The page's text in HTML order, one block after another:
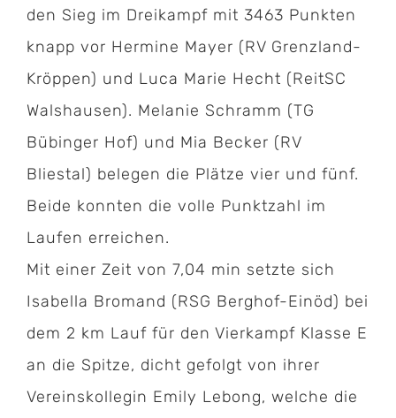
den Sieg im Dreikampf mit 3463 Punkten
knapp vor Hermine Mayer (RV Grenzland-
Kröppen) und Luca Marie Hecht (ReitSC
Walshausen). Melanie Schramm (TG
Bübinger Hof) und Mia Becker (RV
Bliestal) belegen die Plätze vier und fünf.
Beide konnten die volle Punktzahl im
Laufen erreichen.
Mit einer Zeit von 7,04 min setzte sich
Isabella Bromand (RSG Berghof-Einöd) bei
dem 2 km Lauf für den Vierkampf Klasse E
an die Spitze, dicht gefolgt von ihrer
Vereinskollegin Emily Lebong, welche die